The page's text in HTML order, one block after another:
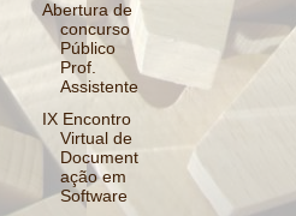
Abertura de
concurso
Público
Prof.
Assistente
IX Encontro
Virtual de
Document
ação em
Software